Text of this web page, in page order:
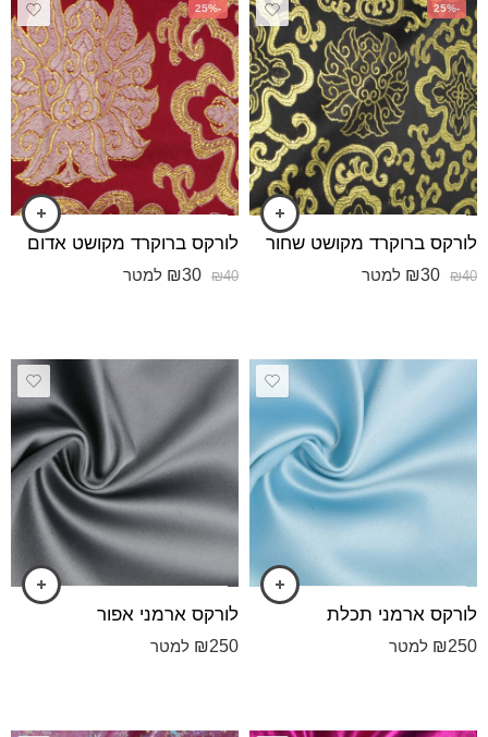
-25%
לורקס ברוקרד מקושט שחור
₪40
₪30 למטר
-25%
לורקס ברוקרד מקושט אדום
₪40
₪30 למטר
לורקס ארמני תכלת
₪250 למטר
לורקס ארמני אפור
₪250 למטר